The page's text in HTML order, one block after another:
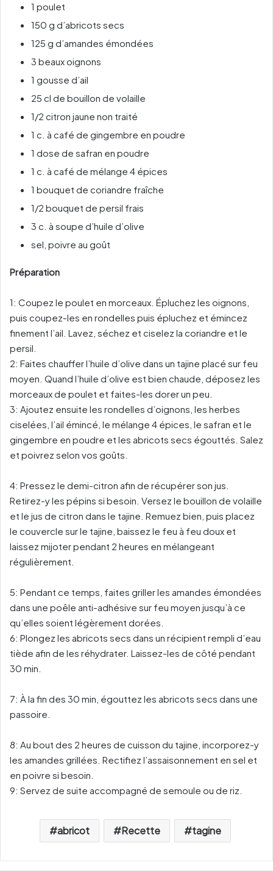
1 poulet
150 g d’abricots secs
125 g d’amandes émondées
3 beaux oignons
1 gousse d’ail
25 cl de bouillon de volaille
1/2 citron jaune non traité
1 c. à café de gingembre en poudre
1 dose de safran en poudre
1 c. à café de mélange 4 épices
1 bouquet de coriandre fraîche
1/2 bouquet de persil frais
3 c. à soupe d’huile d’olive
sel, poivre au goût
Préparation
1: Coupez le poulet en morceaux. Épluchez les oignons,
puis coupez-les en rondelles puis épluchez et émincez
finement l’ail. Lavez, séchez et ciselez la coriandre et le
persil.
2: Faites chauffer l’huile d’olive dans un tajine placé sur feu
moyen. Quand l’huile d’olive est bien chaude, déposez les
morceaux de poulet et faites-les dorer un peu.
3: Ajoutez ensuite les rondelles d’oignons, les herbes
ciselées, l’ail émincé, le mélange 4 épices, le safran et le
gingembre en poudre et les abricots secs égouttés. Salez
et poivrez selon vos goûts.
4: Pressez le demi-citron afin de récupérer son jus.
Retirez-y les pépins si besoin. Versez le bouillon de volaille
et le jus de citron dans le tajine. Remuez bien, puis placez
le couvercle sur le tajine, baissez le feu à feu doux et
laissez mijoter pendant 2 heures en mélangeant
régulièrement.
5: Pendant ce temps, faites griller les amandes émondées
dans une poêle anti-adhésive sur feu moyen jusqu’à ce
qu’elles soient légèrement dorées.
6: Plongez les abricots secs dans un récipient rempli d’eau
tiède afin de les réhydrater. Laissez-les de côté pendant
30 min.
7: À la fin des 30 min, égouttez les abricots secs dans une
passoire.
8: Au bout des 2 heures de cuisson du tajine, incorporez-y
les amandes grillées. Rectifiez l’assaisonnement en sel et
en poivre si besoin.
9: Servez de suite accompagné de semoule ou de riz.
abricot Recette tagine